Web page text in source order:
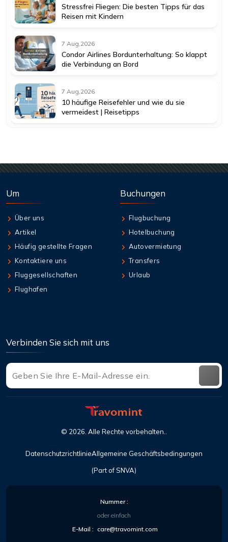
Stressfrei Fliegen: Die besten Tipps für das
Reisen mit Kindern
7 Aug,2026
Condor Airlines Bordunterhaltung: So klappt
die Verbindung an Bord
7 Aug,2026
10 häufige Reisefehler und wie du sie
vermeidest | Reisetipps
Um
Über uns
Artikel
Häufig gestellte Fragen
Kontaktiere uns
Fluggesellschaften
Flughafen
Buchungen
Flugbuchung
Hotelbuchung
Autovermietung
Transfers
Urlaub
Verbinden Sie sich mit uns
(Part of SNVA)
© 2026 . Alle Rechte vorbehalten..
DatenschutzrichtlinieAllgemeine Geschäftsbedingungen
Nummer :
oder einfach
E-Mail : care@travomint.com